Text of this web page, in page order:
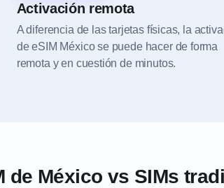
Activación remota
A diferencia de las tarjetas físicas, la
de eSIM México se puede hacer de forma
remota y en cuestión de minutos.
de México vs SIMs